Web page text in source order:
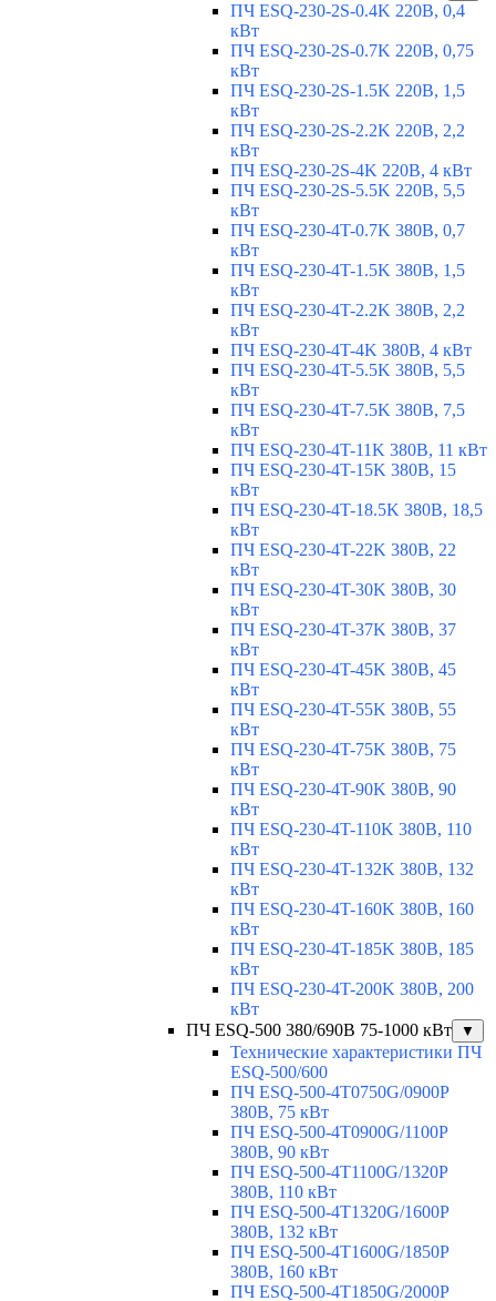
ПЧ ESQ-230-2S-0.4K 220В, 0,4
кВт
ПЧ ESQ-230-2S-0.7K 220В, 0,75
кВт
ПЧ ESQ-230-2S-1.5K 220В, 1,5
кВт
ПЧ ESQ-230-2S-2.2K 220В, 2,2
кВт
ПЧ ESQ-230-2S-4K 220В, 4 кВт
ПЧ ESQ-230-2S-5.5K 220В, 5,5
кВт
ПЧ ESQ-230-4T-0.7K 380В, 0,7
кВт
ПЧ ESQ-230-4T-1.5K 380В, 1,5
кВт
ПЧ ESQ-230-4T-2.2K 380В, 2,2
кВт
ПЧ ESQ-230-4T-4K 380В, 4 кВт
ПЧ ESQ-230-4T-5.5K 380В, 5,5
кВт
ПЧ ESQ-230-4T-7.5K 380В, 7,5
кВт
ПЧ ESQ-230-4T-11K 380В, 11 кВт
ПЧ ESQ-230-4T-15K 380В, 15
кВт
ПЧ ESQ-230-4T-18.5K 380В, 18,5
кВт
ПЧ ESQ-230-4T-22K 380В, 22
кВт
ПЧ ESQ-230-4T-30K 380В, 30
кВт
ПЧ ESQ-230-4T-37K 380В, 37
кВт
ПЧ ESQ-230-4T-45K 380В, 45
кВт
ПЧ ESQ-230-4T-55K 380В, 55
кВт
ПЧ ESQ-230-4T-75K 380В, 75
кВт
ПЧ ESQ-230-4T-90K 380В, 90
кВт
ПЧ ESQ-230-4T-110K 380В, 110
кВт
ПЧ ESQ-230-4T-132K 380В, 132
кВт
ПЧ ESQ-230-4T-160K 380В, 160
кВт
ПЧ ESQ-230-4T-185K 380В, 185
кВт
ПЧ ESQ-230-4T-200K 380В, 200
кВт
ПЧ ESQ-500 380/690В 75-1000 кВт
▼
Технические характеристики ПЧ
ESQ-500/600
ПЧ ESQ-500-4T0750G/0900P
380В, 75 кВт
ПЧ ESQ-500-4T0900G/1100P
380В, 90 кВт
ПЧ ESQ-500-4T1100G/1320P
380В, 110 кВт
ПЧ ESQ-500-4T1320G/1600P
380В, 132 кВт
ПЧ ESQ-500-4T1600G/1850P
380В, 160 кВт
ПЧ ESQ-500-4T1850G/2000P